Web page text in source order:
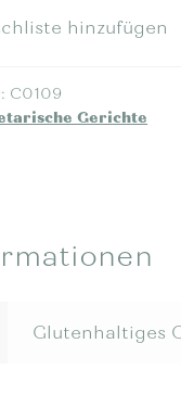
C0109
Gerichte
Glutenhaltiges